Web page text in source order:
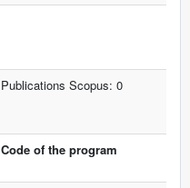
Publications Scopus: 0
Code of the program